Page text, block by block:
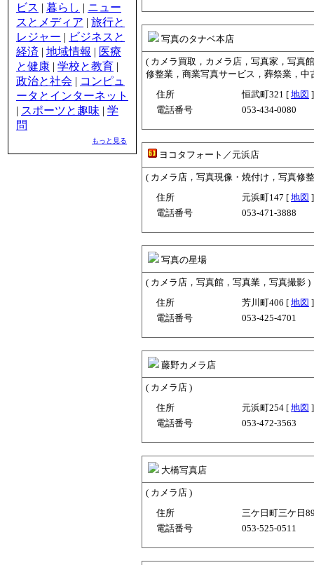
ビス | 暮らし | ニュー
スとメディア | 旅行と
レジャー | ビジネスと
経済 | 地域情報 | 医療
と健康 | 学校と教育 |
政治と社会 | コンピュ
ータとインターネット
| スポーツと趣味 | 学
問
もっと見る
写真のタナベ本店
( カメラ買取，カメラ店，写真家，写真
修整業，商業写真サービス，葬祭業，中
住所
恒武町321 [ 地図 ]
電話番号
053-434-0080
ヨコタフォート／元浜店
( カメラ店，写真現像・焼付け，写真修
住所
元浜町147 [ 地図 ]
電話番号
053-471-3888
写真の星場
( カメラ店，写真館，写真業，写真撮影 )
住所
芳川町406 [ 地図 ]
電話番号
053-425-4701
藤野カメラ店
( カメラ店 )
住所
元浜町254 [ 地図 ]
電話番号
053-472-3563
大橋写真店
( カメラ店 )
住所
三ケ日町三ケ日
電話番号
053-525-0511